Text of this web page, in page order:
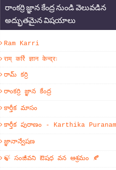
రాంకర్రి జ్ఞాన కేంద్ర నుండి వెలువడిన
అద్భుతమైన విషయాలు
Ram Karri
राम् कर्रि ज्ञान केन्द्रः
రామ్ కర్రి
రాంకర్రి జ్ఞాన కేంద్ర
కార్తీక మాసం
కార్తీక పురాణం - Karthika Puranam
జ్ఞానాన్వేషణ
🍃 సంజీవని ఔషధ వన ఆశ్రమం 🍂